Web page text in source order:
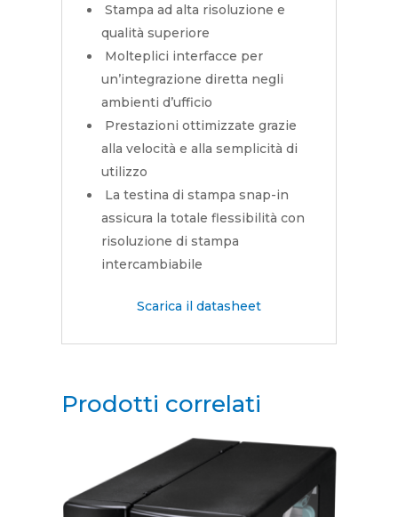
Stampa ad alta risoluzione e
qualità superiore
Molteplici interfacce per
un’integrazione diretta negli
ambienti d’ufficio
Prestazioni ottimizzate grazie
alla velocità e alla semplicità di
utilizzo
La testina di stampa snap-in
assicura la totale flessibilità con
risoluzione di stampa
intercambiabile
Scarica il datasheet
Prodotti correlati